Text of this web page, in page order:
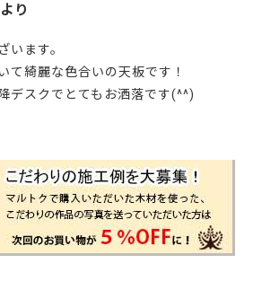
り
います。
て綺麗な色合いの天板です！
デスクでとてもお洒落です(^^)